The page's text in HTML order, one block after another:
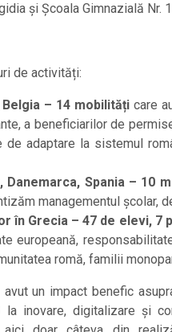
și Școala Gimnazială Nr.
de activități:
– 14 mobilități care
a beneficiarilor de
de adaptare la sistemul
Spania – 10
managementul școlar,
în Grecia – 47 de elevi,
europeană,
romă, familii
avut un impact benefic
inovare, digitalizare și